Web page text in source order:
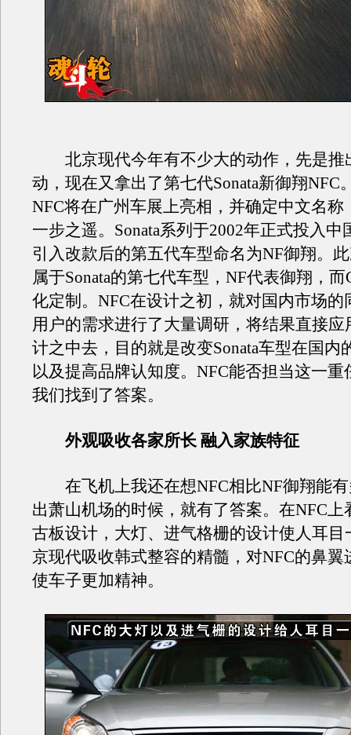
北京现代今年有不少大的动作，先是推
动，现在又拿出了第七代Sonata新御翔NFC
NFC将在广州车展上亮相，并确定中文名称
一步之遥。Sonata系列于2002年正式投入中
引入改款后的第五代车型命名为NF御翔。
属于Sonata的第七代车型，NF代表御翔，
化定制。NFC在设计之初，就对国内市场的
用户的需求进行了大量调研，将结果直接应
计之中去，目的就是改变Sonata车型在国内
以及提高品牌认知度。NFC能否担当这一重
我们找到了答案。
外观吸收各家所长 融入家族特征
在飞机上我还在想NFC相比NF御翔能有
出萧山机场的时候，就有了答案。在NFC上
古板设计，大灯、进气格栅的设计使人耳目
京现代吸收韩式整容的精髓，对NFC的鼻翼
使车子更加精神。